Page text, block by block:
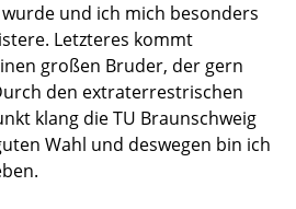
und ich mich besonders
Letzteres kommt
großen Bruder, der gern
den extraterrestrischen
klang die TU Braunschweig
Wahl und deswegen bin ich